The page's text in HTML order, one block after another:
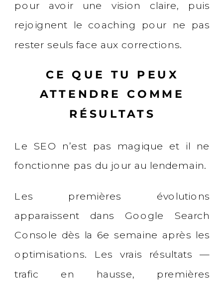
pour avoir une vision claire, puis
rejoignent le coaching pour ne pas
rester seuls face aux corrections.
CE QUE TU PEUX
ATTENDRE COMME
RÉSULTATS
Le SEO n’est pas magique et il ne
fonctionne pas du jour au lendemain.
Les premières évolutions
apparaissent dans Google Search
Console dès la 6e semaine après les
optimisations. Les vrais résultats —
trafic en hausse, premières